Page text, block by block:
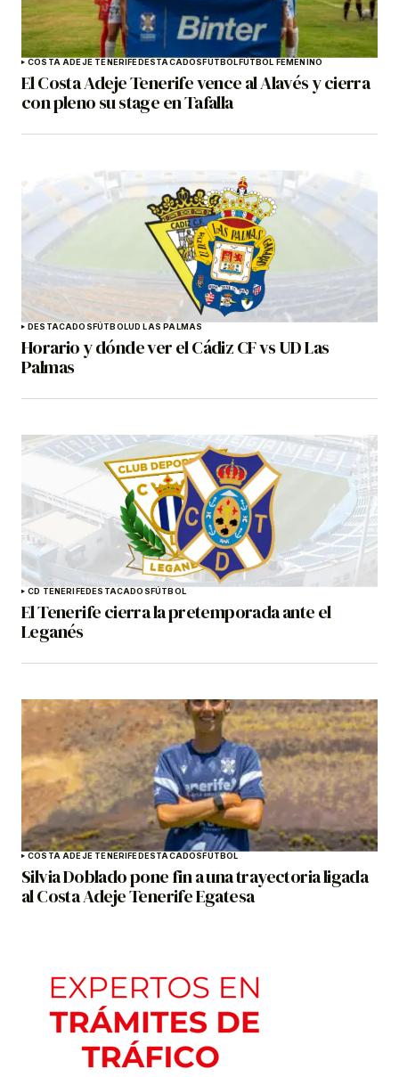
COSTA ADEJE TENERIFEDESTACADOSFÚTBOLFÚTBOL FEMENINO
El Costa Adeje Tenerife vence al Alavés y cierra
con pleno su stage en Tafalla
DESTACADOSFÚTBOLUD LAS PALMAS
Horario y dónde ver el Cádiz CF vs UD Las
Palmas
CD TENERIFEDESTACADOSFÚTBOL
El Tenerife cierra la pretemporada ante el
Leganés
COSTA ADEJE TENERIFEDESTACADOSFÚTBOL
Silvia Doblado pone fin a una trayectoria ligada
al Costa Adeje Tenerife Egatesa